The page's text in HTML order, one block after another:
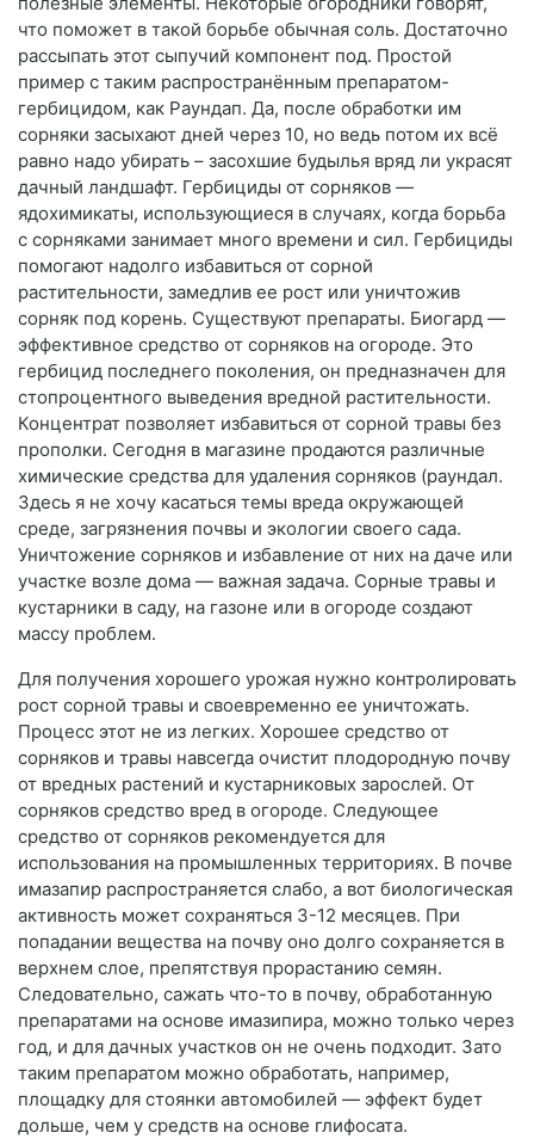
что поможет в такой борьбе обычная соль. Достаточно
рассыпать этот сыпучий компонент под. Простой
пример с таким распространённым препаратом-
гербицидом, как Раундап. Да, после обработки им
сорняки засыхают дней через 10, но ведь потом их всё
равно надо убирать – засохшие будылья вряд ли украсят
дачный ландшафт. Гербициды от сорняков —
ядохимикаты, использующиеся в случаях, когда борьба
с сорняками занимает много времени и сил. Гербициды
помогают надолго избавиться от сорной
растительности, замедлив ее рост или уничтожив
сорняк под корень. Существуют препараты. Биогард —
эффективное средство от сорняков на огороде. Это
гербицид последнего поколения, он предназначен для
стопроцентного выведения вредной растительности.
Концентрат позволяет избавиться от сорной травы без
прополки. Сегодня в магазине продаются различные
химические средства для удаления сорняков (раундал.
Здесь я не хочу касаться темы вреда окружающей
среде, загрязнения почвы и экологии своего сада.
Уничтожение сорняков и избавление от них на даче или
участке возле дома — важная задача. Сорные травы и
кустарники в саду, на газоне или в огороде создают
массу проблем.
Для получения хорошего урожая нужно контролировать
рост сорной травы и своевременно ее уничтожать.
Процесс этот не из легких. Хорошее средство от
сорняков и травы навсегда очистит плодородную почву
от вредных растений и кустарниковых зарослей. От
сорняков средство вред в огороде. Следующее
средство от сорняков рекомендуется для
использования на промышленных территориях. В почве
имазапир распространяется слабо, а вот биологическая
активность может сохраняться 3-12 месяцев. При
попадании вещества на почву оно долго сохраняется в
верхнем слое, препятствуя прорастанию семян.
Следовательно, сажать что-то в почву, обработанную
препаратами на основе имазипира, можно только через
год, и для дачных участков он не очень подходит. Зато
таким препаратом можно обработать, например,
площадку для стоянки автомобилей — эффект будет
дольше, чем у средств на основе глифосата.